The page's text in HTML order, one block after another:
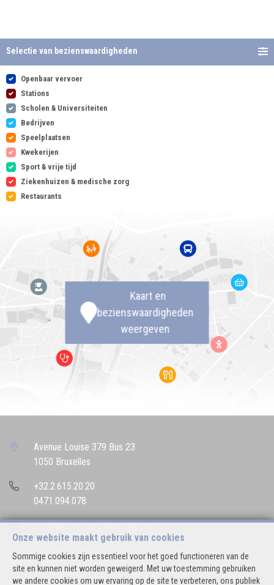
Selectie van bezienswaardigheden
Openbaar vervoer
Stations
Scholen & Universiteiten
Bedrijven
Speelplaatsen
Kwekerijen
Sport & vrije tijd
Ziekenhuizen & medische zorg
Restaurants
Kaart en
bezienswaardigheden
weergeven
Onze website maakt gebruik van cookies
Sommige cookies zijn essentieel voor het goed functioneren van de
site en kunnen niet worden geweigerd. Met uw toestemming gebruiken
we andere cookies om uw ervaring op de site te verbeteren, ons publiek
Avenue Louise 379 Bus 23
1050 Bruxelles
+32.2.615.20.20
0471.094.078
info@bettencourtrealestate.be
Ondernemingsnummer : BTW BE 0544.346.974